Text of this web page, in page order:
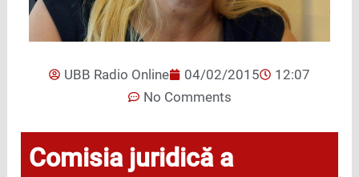
UBB Radio Online 04/02/2015
12:07
No Comments
Comisia juridică a